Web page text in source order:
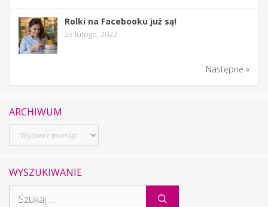
Rolki na Facebooku już są!
23 lutego, 2022
Następne »
ARCHIWUM
Archiwum
WYSZUKIWANIE